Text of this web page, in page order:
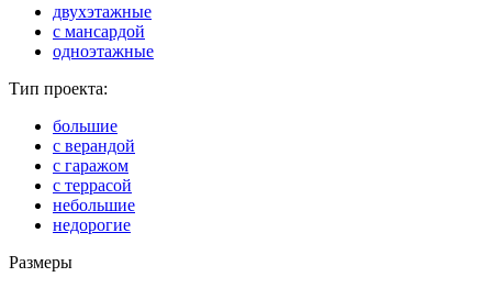
двухэтажные
с мансардой
одноэтажные
Тип проекта:
большие
с верандой
с гаражом
с террасой
небольшие
недорогие
Размеры